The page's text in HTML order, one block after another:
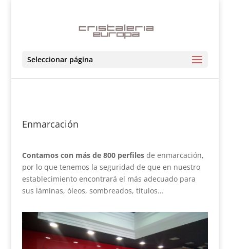
Seleccionar página
Enmarcación
Contamos con más de 800 perfilesde enmarcación,
por lo que tenemos la seguridad de que en nuestro
establecimiento encontrará el más adecuado para
sus láminas, óleos, sombreados, títulos…